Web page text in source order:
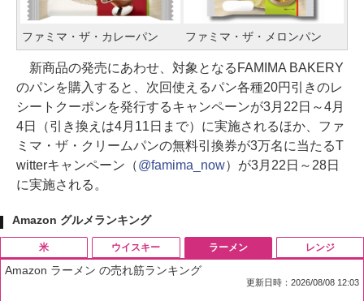
ファミマ・ザ・カレーパン ファミマ・ザ・メロンパン
新商品の発売にあわせ、対象となるFAMIMA BAKERY
のパンを購入すると、次回使えるパン各種20円引きのレ
シートクーポンを発行するキャンペーンが3月22日～4月
4日（引き換えは4月11日まで）に実施されるほか、ファ
ミマ・ザ・クリームパンの無料引換券が3万名に当たるT
witterキャンペーン（@famima_now）が3月22日～28日
に実施される。
Amazon グルメランキング
米 ウイスキー ラーメン
Amazon ラーメン の売れ筋ランキング
更新日時：2026/08/08 12:03
レンジ